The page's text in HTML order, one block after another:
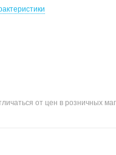
от цен в розничных